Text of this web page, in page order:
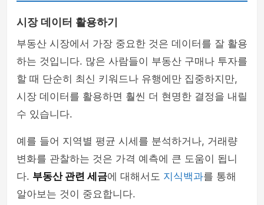
시장 데이터 활용하기
부동산 시장에서 가장 중요한 것은 데이터를 잘 활용
하는 것입니다. 많은 사람들이 부동산 구매나 투자를
할 때 단순히 최신 키워드나 유행에만 집중하지만,
시장 데이터를 활용하면 훨씬 더 현명한 결정을 내릴
수 있습니다.
예를 들어 지역별 평균 시세를 분석하거나, 거래량
변화를 관찰하는 것은 가격 예측에 큰 도움이 됩니
다. 부동산 관련 세금에 대해서도 지식백과를 통해
알아보는 것이 중요합니다.